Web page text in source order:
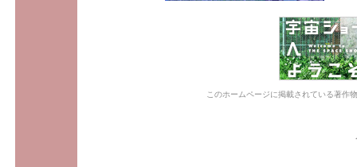
このホームページに掲載されている著